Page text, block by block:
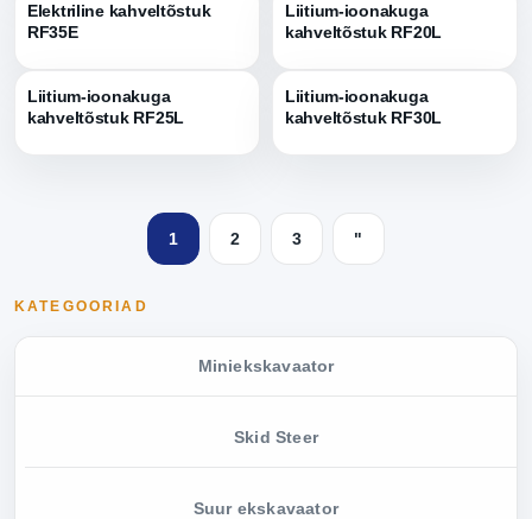
KATEGOORIAD
Miniekskavaator
Skid Steer
Suur ekskavaator
Elektriline kahveltõstuk
RF35E
Liitium-ioonakuga
kahveltõstuk RF20L
Liitium-ioonakuga
kahveltõstuk RF25L
Liitium-ioonakuga
kahveltõstuk RF30L
1 2 3 "